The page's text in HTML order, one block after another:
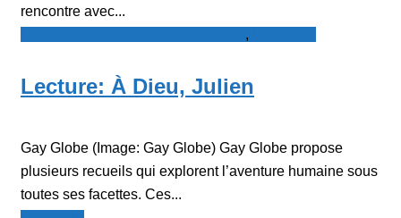
rencontre avec...
,
Lecture: À Dieu, Julien
Gay Globe (Image: Gay Globe) Gay Globe propose
plusieurs recueils qui explorent l’aventure humaine sous
toutes ses facettes. Ces...